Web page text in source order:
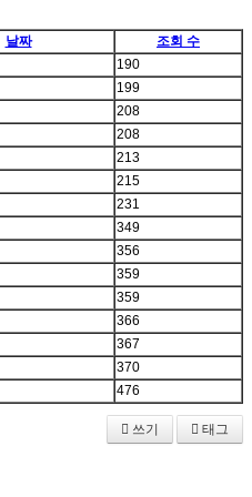
날짜
조회 수
190
199
208
208
213
215
231
349
356
359
359
366
367
370
476
쓰기 태그